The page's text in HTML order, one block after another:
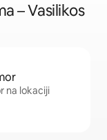
– Vasilikos
na lokaciji